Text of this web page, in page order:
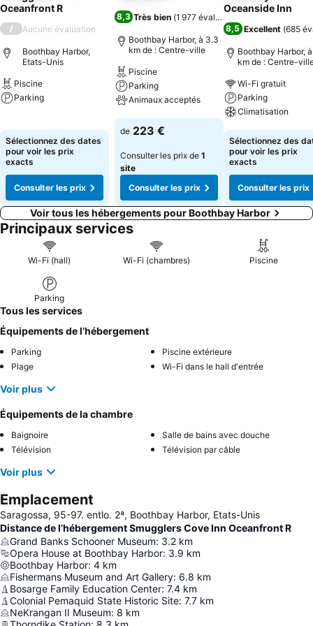
Oceanfront R
/ Aucune évaluation
Boothbay Harbor,
Etats-Unis
Piscine
Parking
Sélectionnez des dates
pour voir les prix
exacts
Consulter les prix
8,3 Très bien (1 977 évaluations
Boothbay Harbor, à 3.3
km de : Centre-ville
Piscine
Parking
Animaux acceptés
Consulter les prix
de 223 €
Consulter les prix de 1
site
Consulter les prix
Oceanside Inn
8,5 Excellent (685
Boothbay Harbor,
km de : Centre-
Wi-Fi gratuit
Parking
Climatisation
Consulter les
Sélectionnez des
pour voir les prix
exacts
Consulter les prix
Voir tous les hébergements pour Boothbay Harbor
Principaux services
Wi-Fi (hall) Wi-Fi (chambres) Piscine
Parking
Tous les services
Équipements de l’hébergement
Parking
Piscine extérieure
Plage
Wi-Fi dans le hall d'entrée
Voir plus
Équipements de la chambre
Baignoire
Salle de bains avec douche
Télévision
Télévision par câble
Voir plus
Emplacement
Saragossa, 95-97. entlo. 2ª, Boothbay Harbor, Etats-Unis
Distance de l’hébergement Smugglers Cove Inn Oceanfront R
Grand Banks Schooner Museum: 3.2 km
Opera House at Boothbay Harbor: 3.9 km
Boothbay Harbor: 4 km
Fishermans Museum and Art Gallery: 6.8 km
Bosarge Family Education Center: 7.4 km
Colonial Pemaquid State Historic Site: 7.7 km
NeKrangan II Museum: 8 km